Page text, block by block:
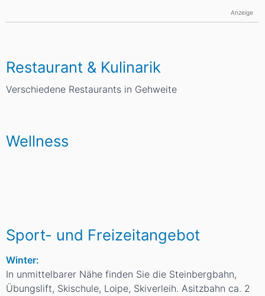
Anzeige
Restaurant & Kulinarik
Verschiedene Restaurants in Gehweite
Wellness
Sport- und Freizeitangebot
Winter:
In unmittelbarer Nähe finden Sie die Steinbergbahn,
Übungslift, Skischule, Loipe, Skiverleih. Asitzbahn ca. 2